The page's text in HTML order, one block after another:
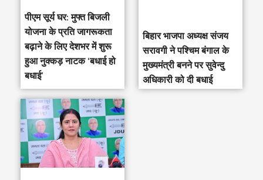
पीएम सूर्य घर: मुफ्त बिजली
योजना के प्रति जागरूकता
बढ़ाने के लिए देशभर में शुरू
हुआ नुक्कड़ नाटक ‘बधाई हो
बधाई’
‎बिहार भाजपा अध्यक्ष संजय
सरावगी ने पश्चिम बंगाल के
मुख्यमंत्री बनने पर सुवेन्दु
अधिकारी को दी बधाई